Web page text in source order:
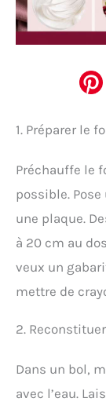
1. Préparer le
Préchauffe le
possible.
une plaque.
à 20 cm au
veux un
mettre de
2.
Dans un bol,
avec l’eau.